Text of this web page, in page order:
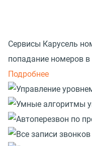
Сервисы Карусель
попадание номеров
Подробнее